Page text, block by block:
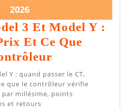
2026
202630
mai
2026
3 Et Model Y :
Et Ce Que
Tesla
Model
3
que le contrôleur vérifie
millésime, points
et retours